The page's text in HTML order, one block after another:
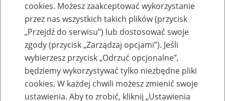
Baza zlikwidowanych lub
przekształconych zakładów pracy
Nazwa zakładu pracy:
cookies. Możesz zaakceptować wykorzystanie
przez nas wszystkich takich plików (przycisk
„Przejdź do serwisu”) lub dostosować swoje
zgody (przycisk „Zarządzaj opcjami”). Jeśli
wybierzesz przycisk „Odrzuć opcjonalne”,
będziemy wykorzystywać tylko niezbędne pliki
cookies. W każdej chwili możesz zmienić swoje
ustawienia. Aby to zrobić, kliknij „Ustawienia